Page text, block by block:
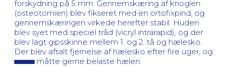
forskydning på 5 mm. Gennemskæring af knoglen
(osteotomien) blev fikseret med en ortofixpind, og
gennemskæringen virkede herefter stabil. Huden
blev syet med speciel tråd (vicryl intrarapid), og der
blev lagt gipsskinne mellem 1. og 2. tå og hælesko.
Der blev aftalt fjernelse af hælesko efter fire uger, og
måtte gerne belaste hælen.